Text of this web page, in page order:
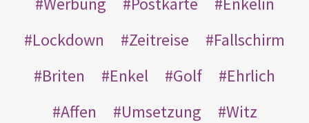
Lockdown
Zeitreise
Fallschirm
Briten
Enkel Golf
Ehrlich
Affen
Umsetzung
Witz